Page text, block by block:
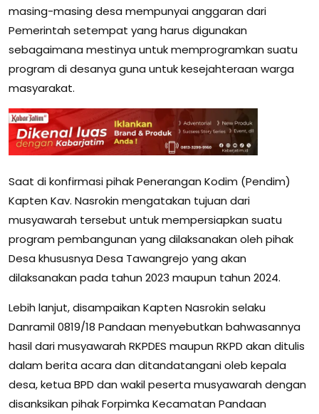
masing-masing desa mempunyai anggaran dari
Pemerintah setempat yang harus digunakan
sebagaimana mestinya untuk memprogramkan suatu
program di desanya guna untuk kesejahteraan warga
masyarakat.
Saat di konfirmasi pihak Penerangan Kodim (Pendim)
Kapten Kav. Nasrokin mengatakan tujuan dari
musyawarah tersebut untuk mempersiapkan suatu
program pembangunan yang dilaksanakan oleh pihak
Desa khususnya Desa Tawangrejo yang akan
dilaksanakan pada tahun 2023 maupun tahun 2024.
Lebih lanjut, disampaikan Kapten Nasrokin selaku
Danramil 0819/18 Pandaan menyebutkan bahwasannya
hasil dari musyawarah RKPDES maupun RKPD akan ditulis
dalam berita acara dan ditandatangani oleb kepala
desa, ketua BPD dan wakil peserta musyawarah dengan
disanksikan pihak Forpimka Kecamatan Pandaan